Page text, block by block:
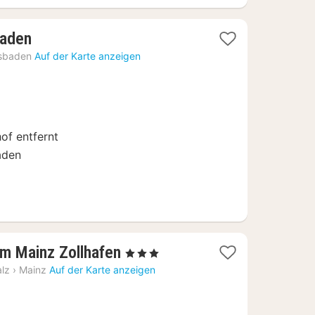
Nacht
Auf der Karte anzeigen
entfernt
Mainz Zollhafen 1
Nacht
, 3 Sterne
› Mainz Auf der Karte anzeigen